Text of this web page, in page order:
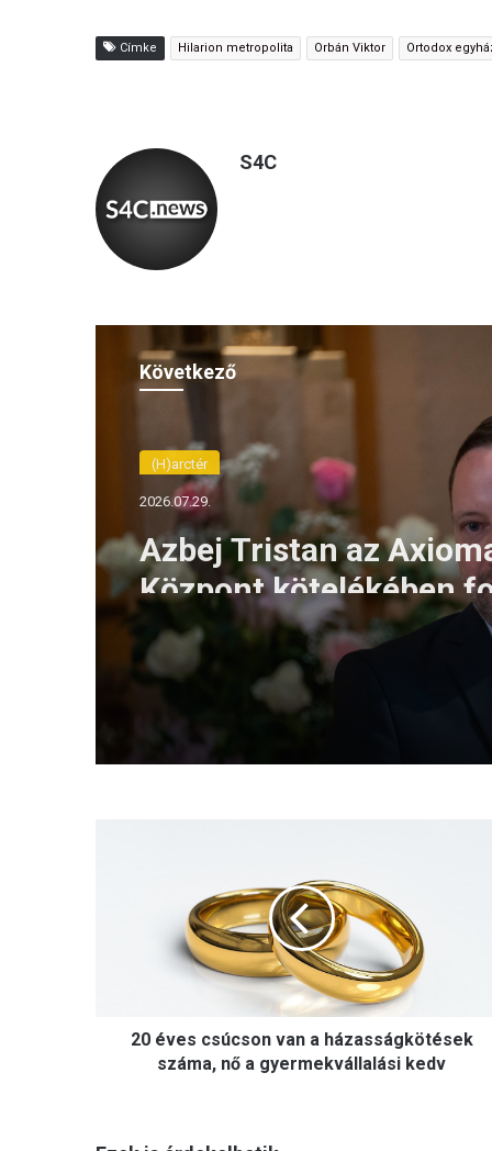
Címke Hilarion metropolita Orbán Viktor Ortodox
S4C
Következő
(H)arctér
2026.07.29.
Azbej Tristan az
Központ kötelékében
az üldözött
segítő szolgálatát
20 éves csúcson van a házasságkötések
száma, nő a gyermekvállalási kedv